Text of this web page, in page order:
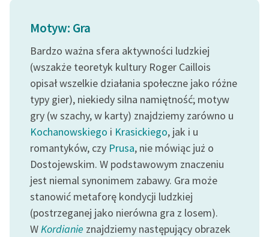
Motyw: Gra
Bardzo ważna sfera aktywności ludzkiej
(wszakże teoretyk kultury Roger Caillois
opisał wszelkie działania społeczne jako różne
typy gier), niekiedy silna namiętność; motyw
gry (w szachy, w karty) znajdziemy zarówno u
Kochanowskiego i Krasickiego, jak i u
romantyków, czy Prusa, nie mówiąc już o
Dostojewskim. W podstawowym znaczeniu
jest niemal synonimem zabawy. Gra może
stanowić metaforę kondycji ludzkiej
(postrzeganej jako nierówna gra z losem).
WKordianie znajdziemy następujący obrazek